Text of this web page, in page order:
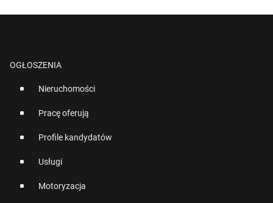
OGŁOSZENIA
Nieruchomości
Pracę oferują
Profile kandydatów
Usługi
Motoryzacja